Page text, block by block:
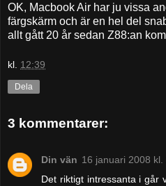
OK, Macbook Air har ju vissa
färgskärm och är en hel del
allt gått 20 år sedan Z88:an
kl. 12:39
Dela
3 kommentarer:
Din vän 16 januari 2008 kl.
Det riktigt intressanta i går